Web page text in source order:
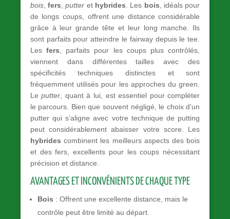
bois,fers ,putter et hybrides . Les bois , idéals pour
de longs coups, offrent une distance considérable
grâce à leur grande tête et leur long manche. Ils
sont parfaits pour atteindre le fairway depuis le tee.
Les fers , parfaits pour les coups plus contrôlés,
viennent dans différentes tailles avec des
spécificités techniques distinctes et sont
fréquemment utilisés pour les approches du green.
Leputter , quant à lui, est essentiel pour compléter
le parcours. Bien que souvent négligé, le choix d’un
putter qui s’aligne avec votre technique de putting
peut considérablement abaisser votre score. Les
hybrides combinent les meilleurs aspects des bois
et des fers, excellents pour les coups nécessitant
précision et distance.
AVANTAGES ET INCONVÉNIENTS DE CHAQUE TYPE
Bois : Offrent une excellente distance, mais le
contrôle peut être limité au départ.